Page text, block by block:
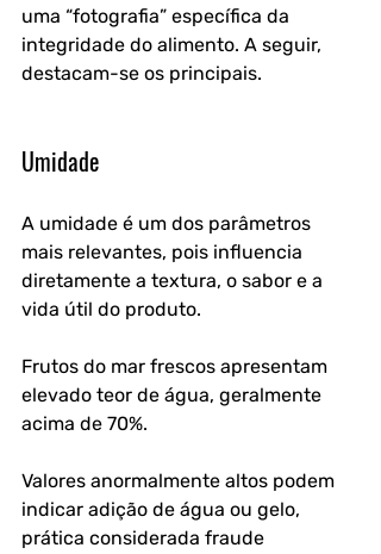
uma “fotografia” específica da
integridade do alimento. A seguir,
destacam-se os principais.
Umidade
A umidade é um dos parâmetros
mais relevantes, pois influencia
diretamente a textura, o sabor e a
vida útil do produto.
Frutos do mar frescos apresentam
elevado teor de água, geralmente
acima de 70%.
Valores anormalmente altos podem
indicar adição de água ou gelo,
prática considerada fraude